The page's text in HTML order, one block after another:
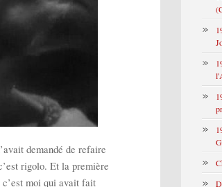
demandé de refaire
rigolo. Et la première
moi qui avait fait